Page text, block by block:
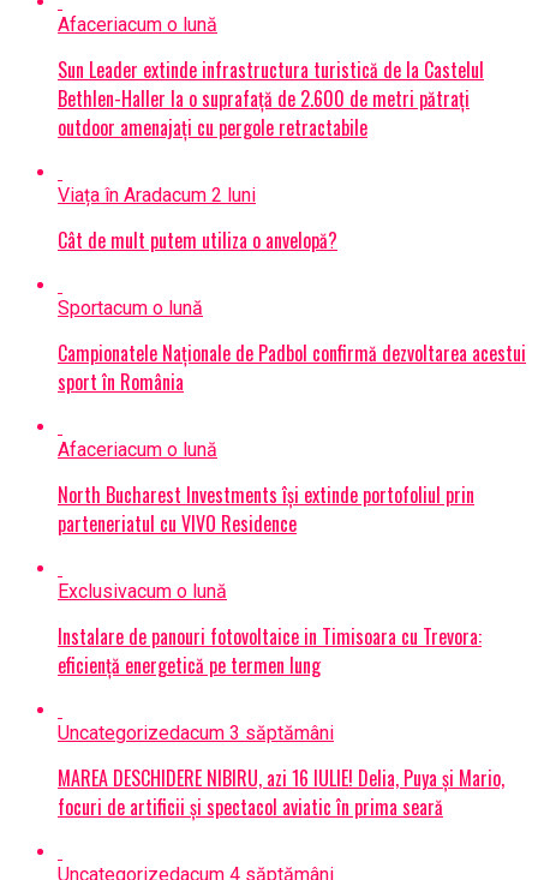
Afaceriacum o lună
Sun Leader extinde infrastructura turistică de la Castelul
Bethlen-Haller la o suprafață de 2.600 de metri pătrați
outdoor amenajați cu pergole retractabile
Viața în Aradacum 2 luni
Cât de mult putem utiliza o anvelopă?
Sportacum o lună
Campionatele Naționale de Padbol confirmă dezvoltarea acestui
sport în România
Afaceriacum o lună
North Bucharest Investments își extinde portofoliul prin
parteneriatul cu VIVO Residence
Exclusivacum o lună
Instalare de panouri fotovoltaice in Timisoara cu Trevora:
eficiență energetică pe termen lung
Uncategorizedacum 3 săptămâni
MAREA DESCHIDERE NIBIRU, azi 16 IULIE! Delia, Puya și Mario,
focuri de artificii și spectacol aviatic în prima seară
Uncategorizedacum 4 săptămâni